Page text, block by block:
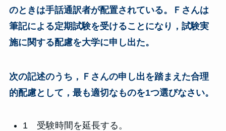
のときは手話通訳者が配置されている。Ｆさんは
筆記による定期試験を受けることになり，試験実
施に関する配慮を大学に申し出た。
次の記述のうち，Ｆさんの申し出を踏まえた合理
的配慮として，最も適切なものを1つ選びなさい。
1 受験時間を延長する。